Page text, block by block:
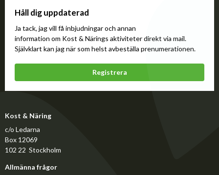
Håll dig uppdaterad
Ja tack, jag vill få inbjudningar och annan
information om Kost & Närings aktiviteter direkt via mail.
Självklart kan jag när som helst avbeställa prenumerationen.
Registrera
Kost & Näring
c/o Ledarna
Box 12069
102 22 Stockholm
Allmänna frågor